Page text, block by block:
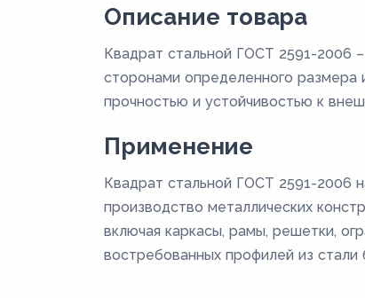
Описание товара
Квадрат стальной ГОСТ 2591-2006
сторонами определенного размера
прочностью и устойчивостью к
Применение
Квадрат стальной ГОСТ 2591-2006
производство металлических
включая каркасы, рамы, решетки,
востребованных профилей из стали